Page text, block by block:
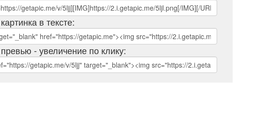
в тексте:
- увеличение по клику: